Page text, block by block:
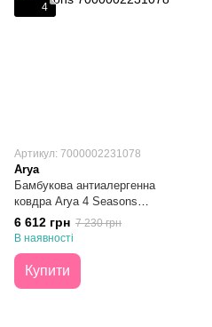
4
Артикул: 7000002231078
Arya
Бамбукова антиалергенна
ковдра Arya 4 Seasons
155Х215
6 612 грн 7 230 грн
В наявності
Купити